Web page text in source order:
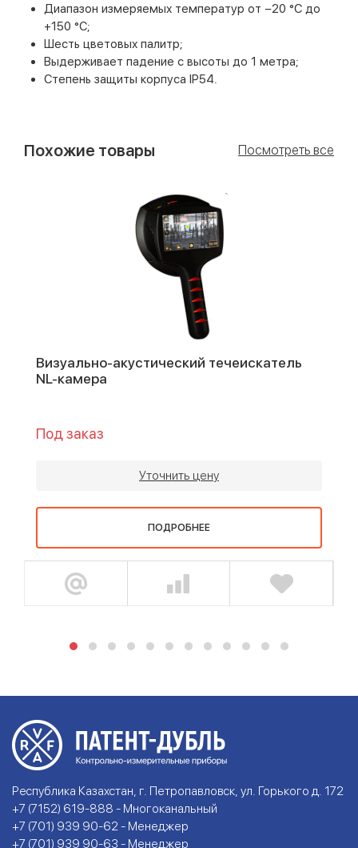
Диапазон измеряемых температур от −20 °C до
+150 °C;
Шесть цветовых палитр;
Выдерживает падение с высоты до 1 метра;
Степень защиты корпуса IP54.
Похожие товары Посмотреть все
Визуально-акустический течеискатель
NL-камера
Под заказ
Уточнить цену
ПОДРОБНЕЕ
Республика Казахстан, г. Петропавловск, ул. Горького д. 172
+7 (7152) 619-888 - Многоканальный
+7 (701) 939 90-62 - Менеджер
+7 (701) 939 90-63 - Менеджер